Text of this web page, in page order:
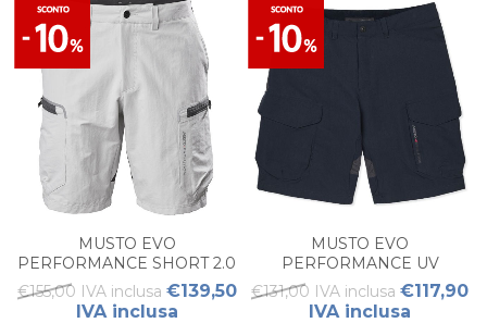
MUSTO EVO
PERFORMANCE SHORT 2.0
UOMO
€155,00 IVA inclusa €139,50
IVA inclusa
MUSTO EVO
PERFORMANCE UV
SHORTS UOMO
€131,00 IVA inclusa €117,90
IVA inclusa